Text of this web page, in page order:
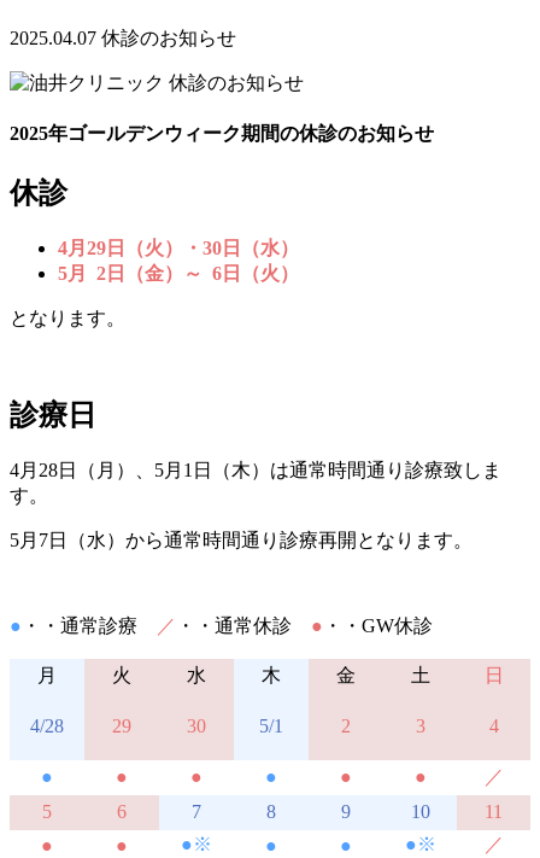
2025.04.07 休診のお知らせ
2025年ゴールデンウィーク期間の休診のお知らせ
休診
4月29日（火）・30日（水）
5月 2日（金）～ 6日（火）
となります。
診療日
4月28日（月）、5月1日（木）は通常時間通り診療致しま
す。
5月7日（水）から通常時間通り診療再開となります。
● ・・通常診療 ／ ・・通常休診 ● ・・GW休診
月 火 水 木 金 土 日
4/28 29 30 5/1 2 3 4
● ● ● ● ● ●
／
5
6 7 8 9 10
11
●
● ●※ ● ● ●※ ／